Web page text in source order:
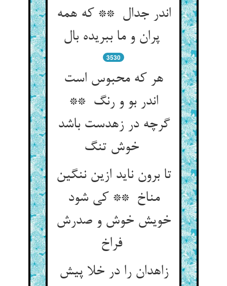
اندر جدال ** که همه
3530
هر که محبوس است
اندر بو و رنگ **
گرچه در زهدست باشد
تا برون ناید ازین ننگین
مناخ ** کی شود
خویش خوش و صدرش
فراخ
زاهدان را در خلا پیش